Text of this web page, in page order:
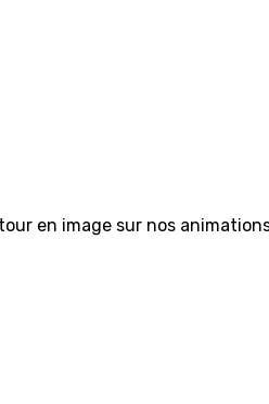
en image sur nos